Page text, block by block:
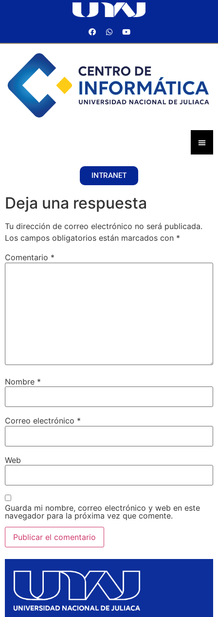
INTRANET
Deja una respuesta
Tu dirección de correo electrónico no será publicada.
Los campos obligatorios están marcados con *
Comentario *
Nombre *
Correo electrónico *
Web
Guarda mi nombre, correo electrónico y web en este
navegador para la próxima vez que comente.